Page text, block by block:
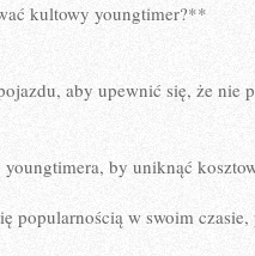
kultowy youngtimer?**
aby⁣ upewnić się, ⁣że nie
by⁢ uniknąć
popularnością w⁣ swoim